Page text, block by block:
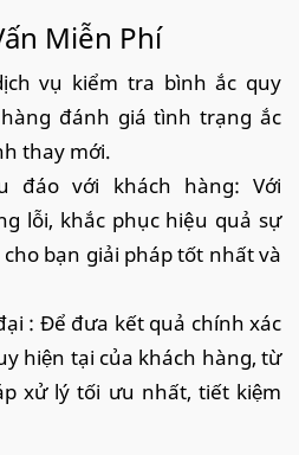
Miễn Phí
vụ kiểm tra bình ắc quy
đánh giá tình trạng ắc
thay mới.
đáo với khách hàng: Với
lỗi, khắc phục hiệu quả sự
bạn giải pháp tốt nhất và
: Để đưa kết quả chính xác
hiện tại của khách hàng, từ
xử lý tối ưu nhất, tiết kiệm